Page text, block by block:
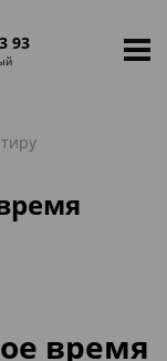
93
время